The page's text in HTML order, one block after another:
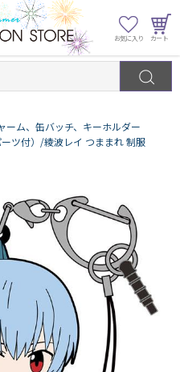
ーム、缶バッチ、キーホルダー
ツ付）/綾波レイ つままれ 制服